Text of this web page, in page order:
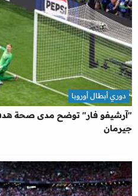
"آرشيفو فار" توضح مدى صحة
جيرمان
دوري أبطال أوروبا